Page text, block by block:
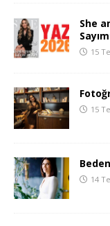
She
15
15
14